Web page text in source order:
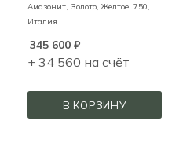
Амазонит, Золото, Желтое, 750,
Италия
345 600 ₽
+ 34 560 на счёт
В КОРЗИНУ